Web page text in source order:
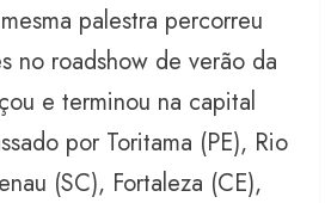
palestra percorreu
no roadshow de verão da
e terminou na capital
por Toritama (PE), Rio
(SC), Fortaleza (CE),